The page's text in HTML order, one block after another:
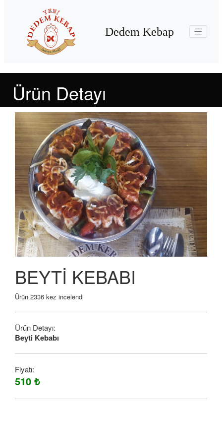
Dedem Kebap
Ürün Detayı
BEYTİ KEBABI
Ürün 2336 kez incelendi
Ürün Detayı:
Beyti Kebabı
Fiyatı:
510 ₺